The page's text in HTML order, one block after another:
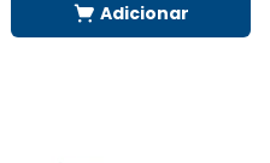
Adicionar